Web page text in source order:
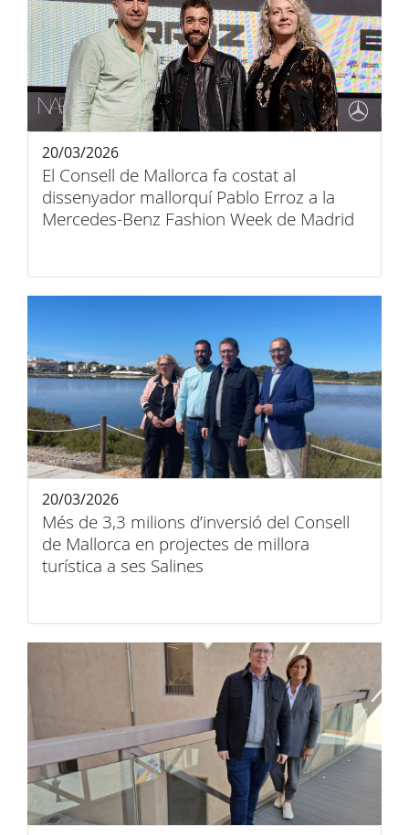
El Consell de Mallorca fa costat al
dissenyador mallorquí Pablo Erroz a la
Mercedes-Benz Fashion Week de Madrid
20/03/2026
Més de 3,3 milions d’inversió del Consell
de Mallorca en projectes de millora
turística a ses Salines
20/03/2026